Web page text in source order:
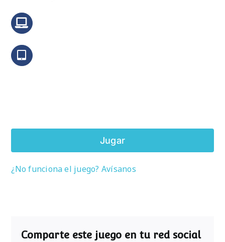
Jugar
¿No funciona el juego? Avísanos
Comparte este juego en tu red social